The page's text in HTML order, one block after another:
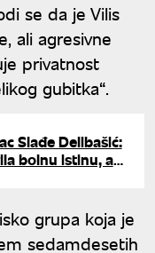
se da je Vilis
ali agresivne
privatnost
gubitka“.
Slađe Delibašić:
bolnu istinu, a
grupa koja je
sedamdesetih